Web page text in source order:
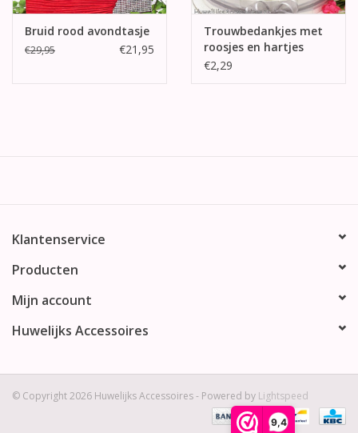
9,4
Bruid rood avondtasje
€29,95 €21,95
Trouwbedankjes met
roosjes en hartjes
€2,29
Klantenservice
Producten
Mijn account
Huwelijks Accessoires
© Copyright 2026 Huwelijks Accessoires - Powered by Lightspeed